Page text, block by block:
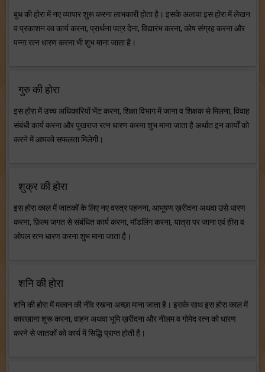
बुध की होरा में नए व्यापार शुरू करना लाभकारी होता है। इसके अलावा इस होरा में लेखन
व प्रकाशन का कार्य करना, प्रार्थना पत्र देना, विद्यारंभ करना, कोष संग्रह करना और
पन्ना रत्न धारण करना भी शुभ माना जाता है।
गुरु की होरा
इस होरा में उच्च अधिकारियों भेंट करना, शिक्षा विभाग में जाना व शिक्षक से मिलना, विवाह
संबंधी कार्य करना और पुखराज रत्न धारण करना शुभ माना जाता है अर्थात इन कार्यों को
करने में आपको सफलता मिलेगी।
शुक्र की होरा
इस होरा काल में जातकों के लिए नए वस्त्र पहनना, आभूषण ख़रीदना अथवा उसे धारण
करना, फ़िल्म जगत से संबंधित कार्य करना, मॉडलिंग करना, यात्रा पर जाना एवं हीरा व
ओपल रत्न धारण करना शुभ माना जाता है।
शनि की होरा
शनि की होरा में मकान की नींव रखना अच्छा माना जाता है। इसके साथ इस होरा काल में
कारखाना शुरू करना, वाहन अथवा भूमि ख़रीदना और नीलम व गोमेद रत्न को धारण
करने से जातकों को कार्य में सिद्धि प्राप्त होती है।